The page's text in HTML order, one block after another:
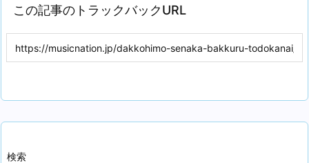
この記事のトラックバックURL
検索